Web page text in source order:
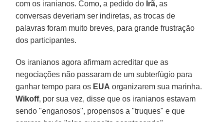
com os iranianos. Como, a pedido do Irã, as
conversas deveriam ser indiretas, as trocas de
palavras foram muito breves, para grande frustração
dos participantes.
Os iranianos agora afirmam acreditar que as
negociações não passaram de um subterfúgio para
ganhar tempo para os EUA organizarem sua marinha.
Wikoff, por sua vez, disse que os iranianos estavam
sendo "enganosos", propensos a "truques" e que